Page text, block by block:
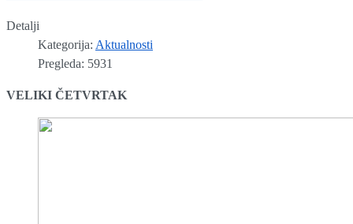
Detalji
Kategorija: Aktualnosti
Pregleda: 5931
VELIKI ČETVRTAK